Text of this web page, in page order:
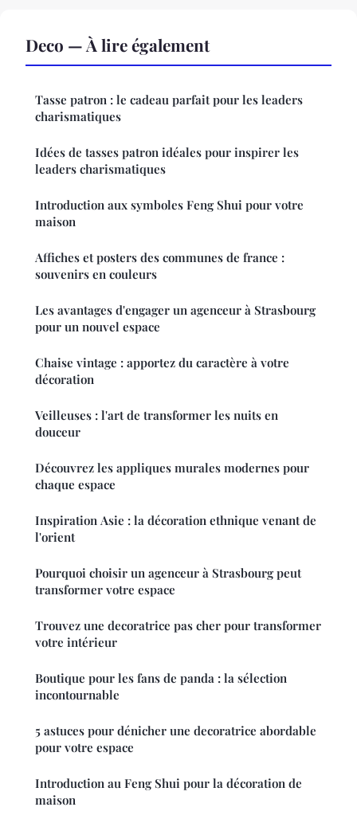
Deco — À lire également
Tasse patron : le cadeau parfait pour les leaders
charismatiques
Idées de tasses patron idéales pour inspirer les
leaders charismatiques
Introduction aux symboles Feng Shui pour votre
maison
Affiches et posters des communes de france :
souvenirs en couleurs
Les avantages d'engager un agenceur à Strasbourg
pour un nouvel espace
Chaise vintage : apportez du caractère à votre
décoration
Veilleuses : l'art de transformer les nuits en
douceur
Découvrez les appliques murales modernes pour
chaque espace
Inspiration Asie : la décoration ethnique venant de
l'orient
Pourquoi choisir un agenceur à Strasbourg peut
transformer votre espace
Trouvez une decoratrice pas cher pour transformer
votre intérieur
Boutique pour les fans de panda : la sélection
incontournable
5 astuces pour dénicher une decoratrice abordable
pour votre espace
Introduction au Feng Shui pour la décoration de
maison